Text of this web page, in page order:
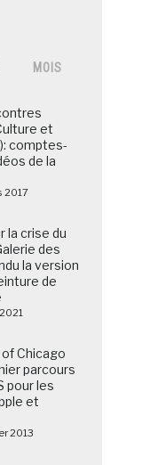
MOIS
et
comptes-
de la
2017
la crise du
des
la version
de
Chicago
parcours
pour les
et
2013